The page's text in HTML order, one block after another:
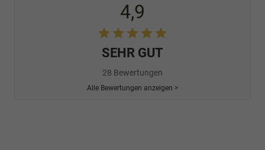
4,9
SEHR GUT
28 Bewertungen
Alle Bewertungen anzeigen >